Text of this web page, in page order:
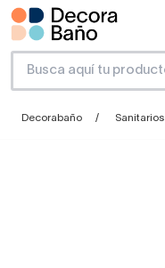
Decorabaño Sanitarios